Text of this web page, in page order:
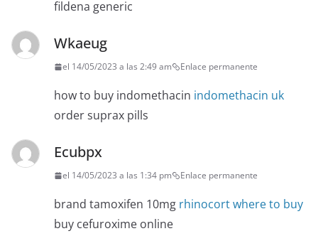
fildena generic
Wkaeug
el 14/05/2023 a las 2:49 am Enlace permanente
how to buy indomethacin indomethacin uk
order suprax pills
Ecubpx
el 14/05/2023 a las 1:34 pm Enlace permanente
brand tamoxifen 10mg rhinocort where to buy
buy cefuroxime online